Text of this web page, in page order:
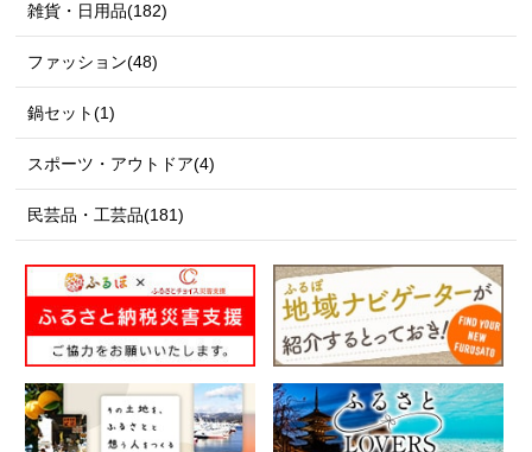
雑貨・日用品(182)
ファッション(48)
鍋セット(1)
スポーツ・アウトドア(4)
民芸品・工芸品(181)